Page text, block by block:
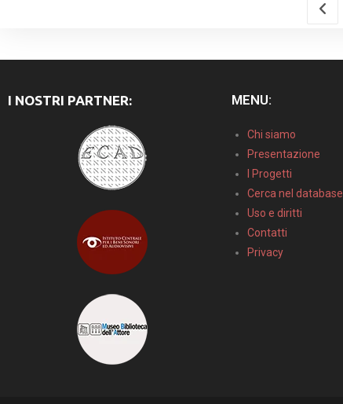
I NOSTRI PARTNER: MENU:
Chi siamo
Presentazione
I Progetti
Cerca nel database
Uso e diritti
Contatti
Privacy